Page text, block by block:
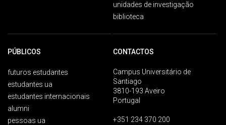
unidades de investigação
biblioteca
PÚBLICOS
futuros estudantes
estudantes ua
estudantes internacionais
alumni
pessoas ua
CONTACTOS
Campus Universitário de
Santiago
3810-193 Aveiro
Portugal
+351 234 370 200